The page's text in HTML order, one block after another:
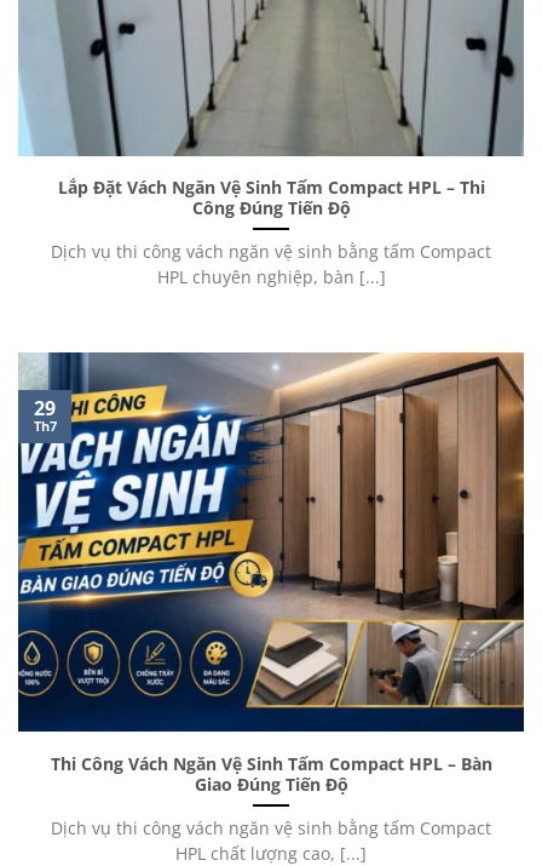
Lắp Đặt Vách Ngăn Vệ Sinh Tấm Compact HPL – Thi
Công Đúng Tiến Độ
Dịch vụ thi công vách ngăn vệ sinh bằng tấm Compact
HPL chuyên nghiệp, bàn [...]
Thi Công Vách Ngăn Vệ Sinh Tấm Compact HPL – Bàn
Giao Đúng Tiến Độ
Dịch vụ thi công vách ngăn vệ sinh bằng tấm Compact
HPL chất lượng cao, [...]
29
Th7